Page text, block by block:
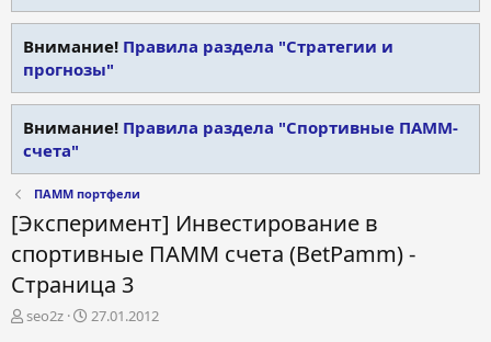
Внимание! Правила раздела "Стратегии и
прогнозы"
Внимание! Правила раздела "Спортивные ПАММ-
счета"
ПАММ портфели
[Эксперимент] Инвестирование в
спортивные ПАММ счета (BetPamm) -
Страница 3
А
seo2z
Д
27.01.2012